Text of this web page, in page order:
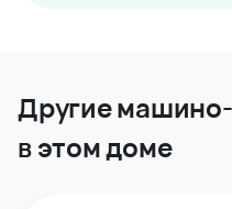
Другие
в этом доме